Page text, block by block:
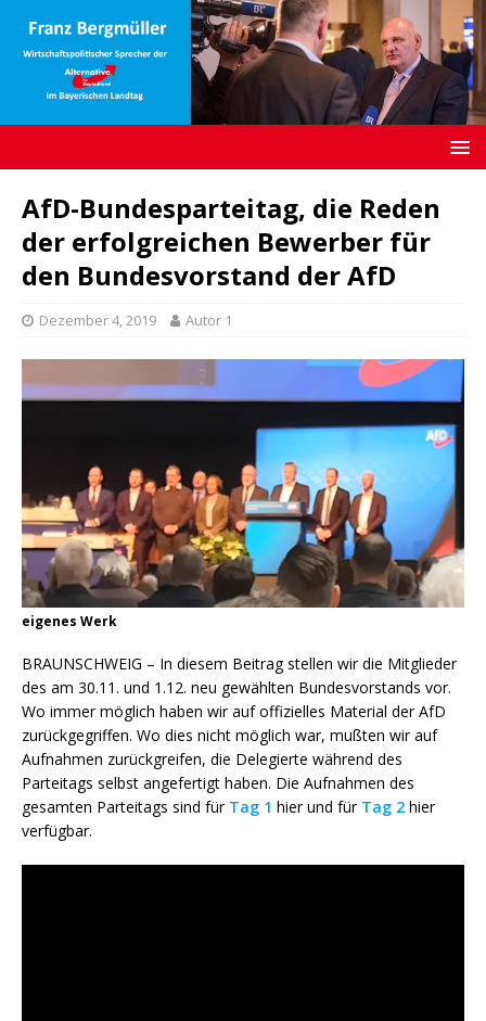
AfD-Bundesparteitag, die Reden
der erfolgreichen Bewerber für
den Bundesvorstand der AfD
Dezember 4, 2019 Autor 1
eigenes Werk
BRAUNSCHWEIG – In diesem Beitrag stellen wir die Mitglieder
des am 30.11. und 1.12. neu gewählten Bundesvorstands vor.
Wo immer möglich haben wir auf offizielles Material der AfD
zurückgegriffen. Wo dies nicht möglich war, mußten wir auf
Aufnahmen zurückgreifen, die Delegierte während des
Parteitags selbst angefertigt haben. Die Aufnahmen des
gesamten Parteitags sind für Tag 1 hier und für Tag 2 hier
verfügbar.